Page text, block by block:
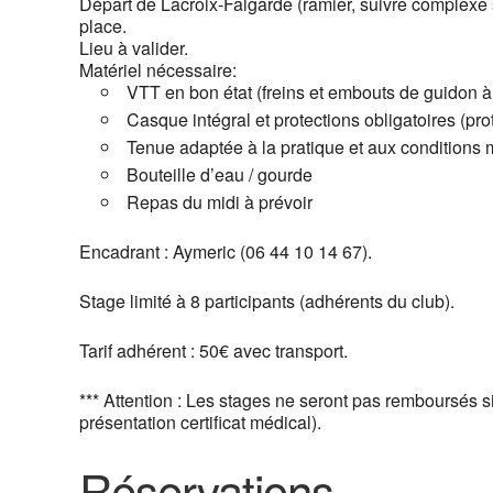
place.
Lieu à valider.
Matériel nécessaire:
VTT en bon état (freins et embouts de guidon
Casque intégral et protections obligatoires
Tenue adaptée à la pratique et aux conditions
Bouteille d’eau / gourde
Repas du midi à prévoir
Encadrant : Aymeric (06 44 10 14 67).
Stage limité à 8 participants (adhérents du club).
Tarif adhérent : 50€ avec transport.
*** Attention : Les stages ne seront pas
présentation certificat médical).